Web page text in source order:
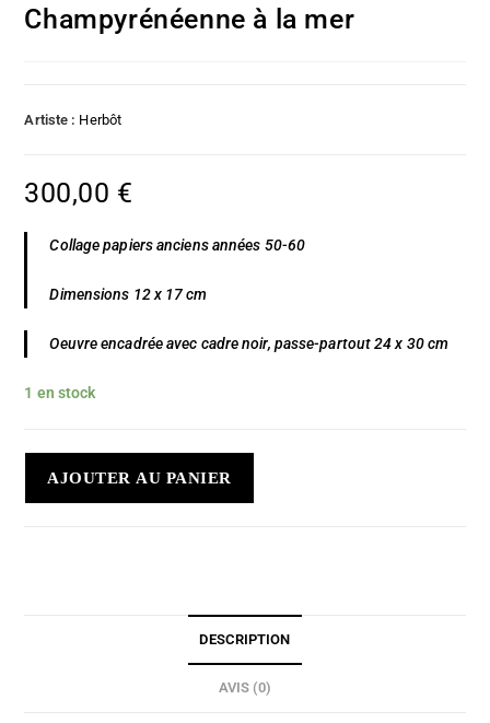
Champyrénéenne à la mer
Artiste : Herbôt
300,00 €
Collage papiers anciens années 50-60
Dimensions 12 x 17 cm
Oeuvre encadrée avec cadre noir, passe-partout 24 x 30 cm
1 en stock
AJOUTER AU PANIER
DESCRIPTION
AVIS (0)